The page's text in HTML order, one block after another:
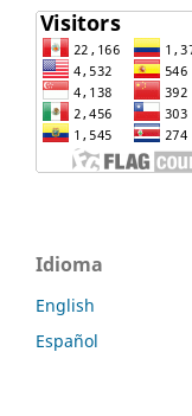
Idioma
English
Español